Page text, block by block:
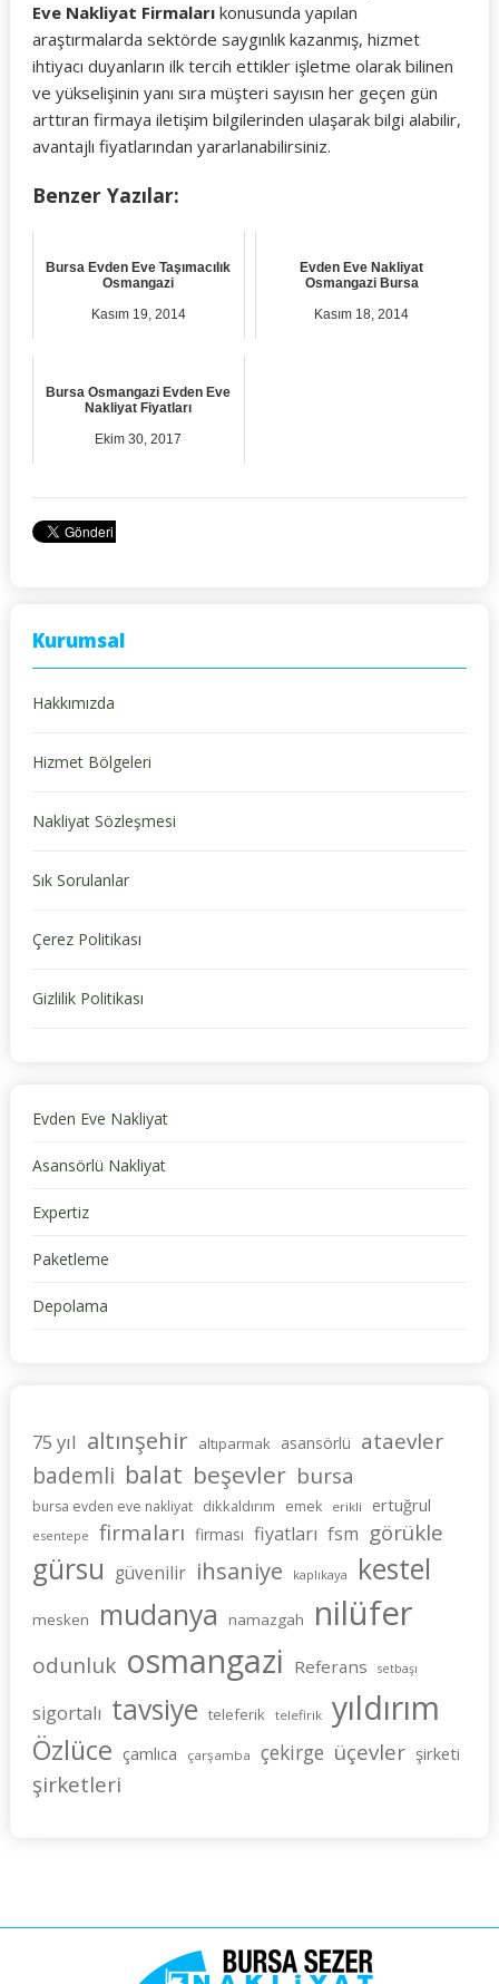
Eve Nakliyat Firmalarıkonusunda yapılan
araştırmalarda sektörde saygınlık kazanmış, hizmet
ihtiyacı duyanların ilk tercih ettikler işletme olarak bilinen
ve yükselişinin yanı sıra müşteri sayısın her geçen gün
arttıran firmaya iletişim bilgilerinden ulaşarak bilgi alabilir,
avantajlı fiyatlarından yararlanabilirsiniz.
Benzer Yazılar:
Bursa Evden Eve Taşımacılık
Osmangazi
Kasım 19, 2014
Evden Eve Nakliyat
Osmangazi Bursa
Kasım 18, 2014
Bursa Osmangazi Evden Eve
Nakliyat Fiyatları
Ekim 30, 2017
Kurumsal
Hakkımızda
Hizmet Bölgeleri
Nakliyat Sözleşmesi
Sık Sorulanlar
Çerez Politikası
Gizlilik Politikası
Evden Eve Nakliyat
Asansörlü Nakliyat
Expertiz
Paketleme
Depolama
75 yıl altınşehir altıparmak asansörlü ataevler
bademli balat beşevler bursa
bursa evden eve nakliyat dikkaldırım emek erikli ertuğrul
esentepe firmaları firması fiyatları fsm görükle
gürsu güvenilir ihsaniye kaplıkaya kestel
mesken mudanya namazgah nilüfer
odunluk osmangazi Referans setbaşı
sigortalı tavsiye teleferik telefirik yıldırım
Özlüce çamlıca çarşamba çekirge üçevler şirketi
şirketleri